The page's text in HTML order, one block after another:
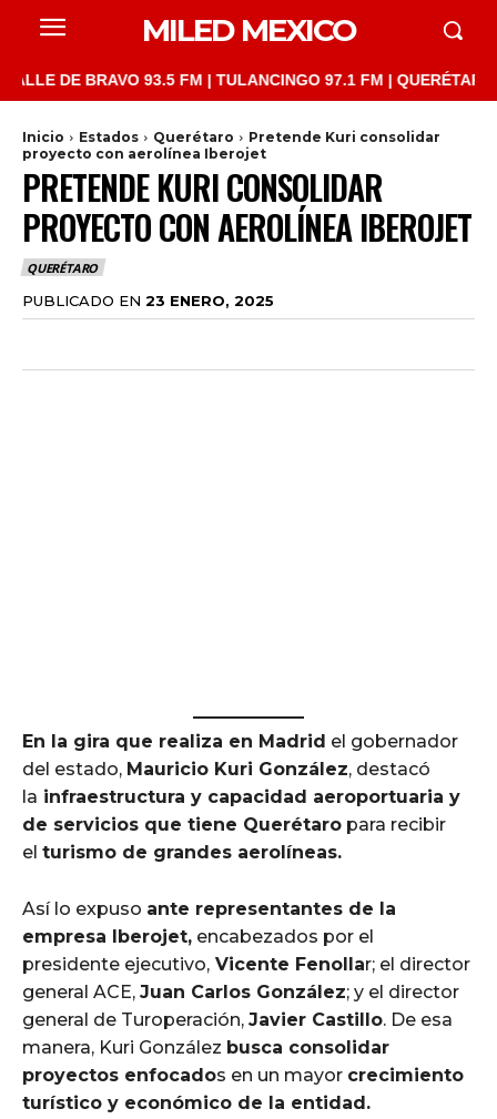
MILED MEXICO
DE BRAVO 93.5 FM | TULANCINGO 97.1 FM | QUERÉTARO
Inicio Estados Querétaro
Pretende Kuri consolidar
proyecto con aerolínea Iberojet
PRETENDE KURI CONSOLIDAR
PROYECTO CON AEROLÍNEA IBEROJET
QUERÉTARO
PUBLICADO EN 23 ENERO, 2025
En la gira que realiza en Madrid el gobernador
del estado, Mauricio Kuri González, destacó
la infraestructura y capacidad aeroportuaria y
de servicios que tiene Querétaro para recibir
el turismo de grandes aerolíneas.
Así lo expuso ante representantes de la
empresa Iberojet, encabezados por el
presidente ejecutivo, Vicente Fenollar; el director
general ACE, Juan Carlos González; y el director
general de Turoperación, Javier Castillo. De esa
manera, Kuri González busca consolidar
proyectos enfocados en un mayor crecimiento
turístico y económico de la entidad.